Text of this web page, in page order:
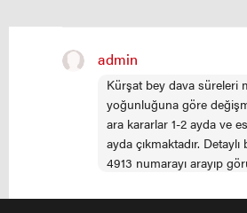
admin
Kürşat bey dava süreleri
yoğunluğuna göre
ara kararlar 1-2 ayda ve
ayda çıkmaktadır.
4913 numarayı arayıp